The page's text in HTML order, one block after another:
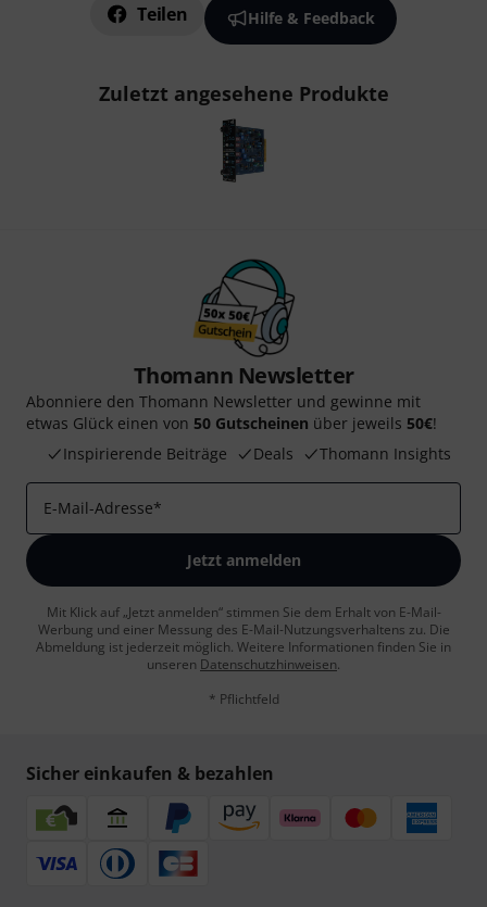
Teilen Hilfe & Feedback
Zuletzt angesehene Produkte
Thomann Newsletter
Abonniere den Thomann Newsletter und gewinne mit
etwas Glück einen von 50 Gutscheinen über jeweils 50€!
Inspirierende Beiträge
Deals Thomann Insights
E-Mail-Adresse*
Jetzt anmelden
Mit Klick auf „Jetzt anmelden“ stimmen Sie dem Erhalt von E-Mail-
Werbung und einer Messung des E-Mail-Nutzungsverhaltens zu. Die
Abmeldung ist jederzeit möglich. Weitere Informationen finden Sie in
unseren Datenschutzhinweisen.
* Pflichtfeld
Sicher einkaufen & bezahlen